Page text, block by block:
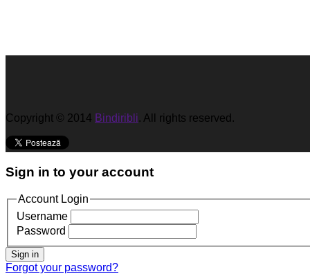
Copyright © 2014 Bindiribli. All rights reserved.
Sign in to your account
Account Login
Username
Password
Sign in
Forgot your password?